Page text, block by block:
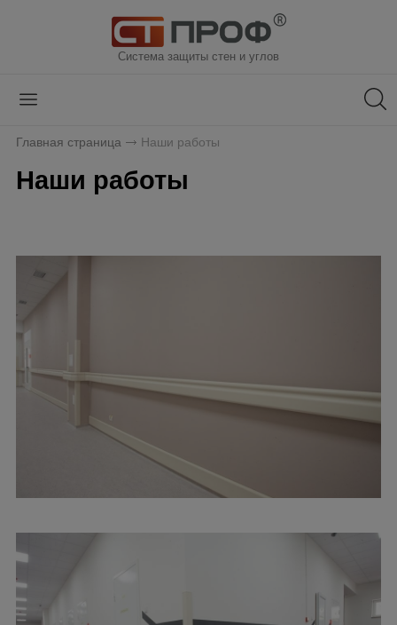
Система защиты стен и углов
Главная страница Наши работы
Наши работы